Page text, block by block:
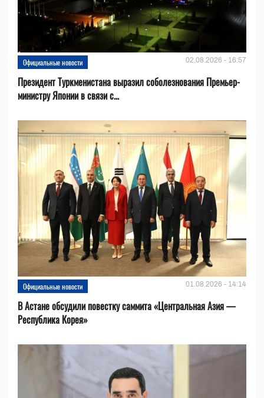
Официальные новости 02.08.2026 - 16:57
Президент Туркменистана выразил соболезнования Премьер-
министру Японии в связи с...
Официальные новости 01.08.2026 - 14:14
В Астане обсудили повестку саммита «Центральная Азия —
Республика Корея»